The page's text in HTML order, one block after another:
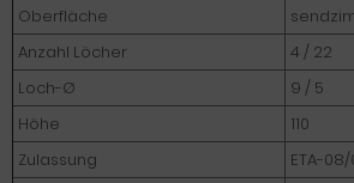
Oberfläche
Anzahl Löcher
4 / 22
Loch-Ø
9 / 5
Höhe
110
Zulassung
ETA-08/